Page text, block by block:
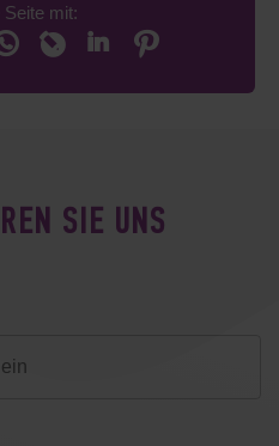
Seite mit:
SIE UNS